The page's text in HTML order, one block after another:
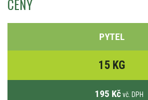
CENY
PYTEL
15 KG
195 Kč vč. DPH